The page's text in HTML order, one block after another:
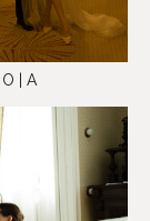
O | A